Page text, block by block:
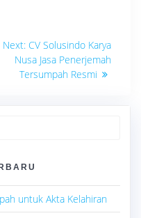
Next: Next
post:
CV Solusindo Karya
Nusa Jasa Penerjemah
Tersumpah Resmi
untuk Akta Kelahiran